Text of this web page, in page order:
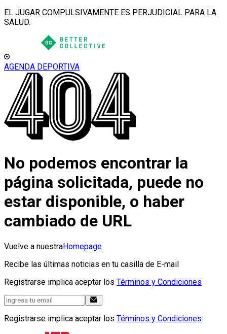
EL JUGAR COMPULSIVAMENTE ES PERJUDICIAL PARA LA
SALUD.
AGENDA DEPORTIVA
No podemos encontrar la
página solicitada, puede no
estar disponible, o haber
cambiado de URL
Vuelve a nuestraHomepage
Recibe las últimas noticias en tu casilla de E-mail
Registrarse implica aceptar los Términos y Condiciones
Registrarse implica aceptar los Términos y Condiciones